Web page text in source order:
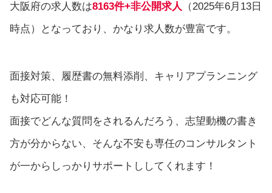
大阪府の求人数は8163件+非公開求人 （2025年6月13日
時点）となっており、かなり求人数が豊富です。
面接対策、履歴書の無料添削、キャリアプランニング
も対応可能！
面接でどんな質問をされるんだろう、志望動機の書き
方が分からない、そんな不安も専任のコンサルタント
が一からしっかりサポートししてくれます！